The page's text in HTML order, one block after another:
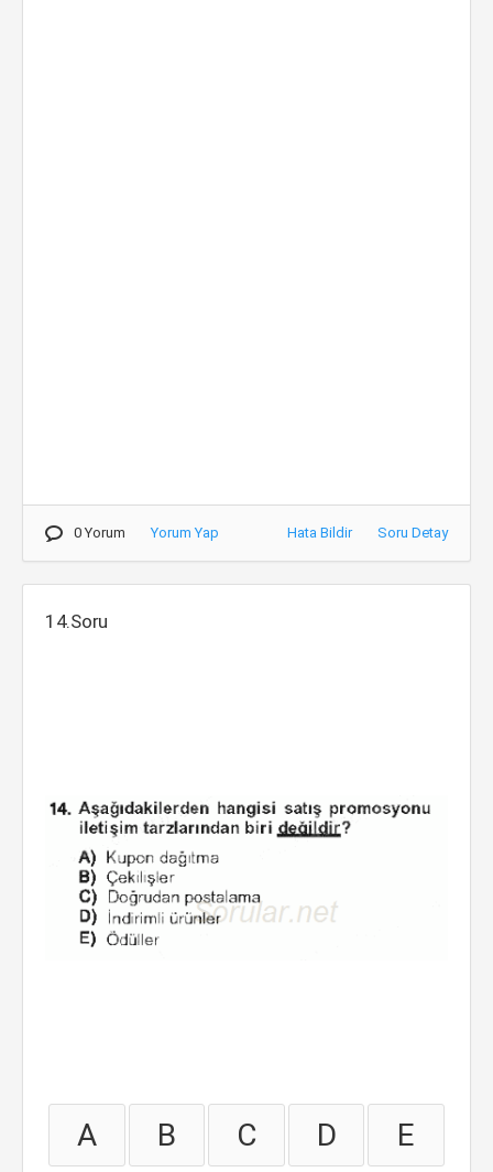
0 Yorum Yorum Yap Hata Bildir Soru Detay
14.Soru
A B C D E